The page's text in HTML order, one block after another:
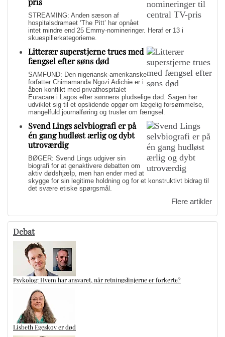
STREAMING: Anden sæson af
hospitalsdramaet ‘The Pitt’ har opnået
intet mindre end 25 Emmy-nomineringer. Heraf er 13 i
skuespillerkategorierne.
Litterær superstjerne trues med
fængsel efter søns død
SAMFUND: Den nigeriansk-amerikanske
forfatter Chimamanda Ngozi Adichie er i
åben konflikt med privathospitalet
Euracare i Lagos efter sønnens pludselige død. Sagen har
udviklet sig til et opslidende opgør om lægelig forsømmelse,
mangelfuld journalføring og trusler om fængsel.
Svend Lings selvbiografi er på
én gang hudløst ærlig og dybt
utroværdig
BØGER: Svend Lings udgiver sin
biografi for at genaktivere debatten om
aktiv dødshjælp, men han ender med at
skygge for sin legitime holdning og for et konstruktivt bidrag til
det svære etiske spørgsmål.
Flere artikler
Debat
Psykolog: Hvem har ansvaret, når retningslinjerne er forkerte?
Lisbeth Egeskov er død